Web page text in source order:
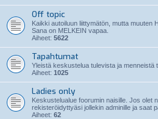
Off topic
Kaikki autoiluun liittymätön, mutta muuten
Sana on MELKEIN vapaa.
Aiheet: 5622
Tapahtumat
Yleistä keskustelua tulevista ja menneistä
Aiheet: 1025
Ladies only
Keskustelualue foorumin naisille. Jos olet
rekisteröidyttyäsi jollekin adminille ja saat
Aiheet: 62